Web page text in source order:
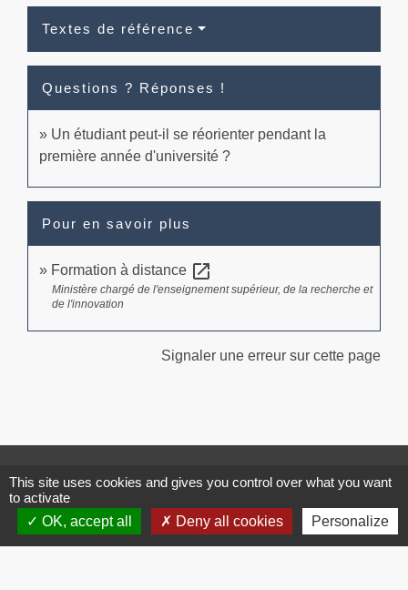
Textes de référence
Questions ? Réponses !
Un étudiant peut-il se réorienter pendant la
première année d'université ?
Pour en savoir plus
Formation à distance open_in_new
Ministère chargé de l'enseignement supérieur, de la recherche et
de l'innovation
Signaler une erreur sur cette page
Contacts
3 place de la Mairie
34190 Brissac - FRANCE
This site uses cookies and gives you control over what you want
to activate
OK, accept all
Deny all cookies Personalize